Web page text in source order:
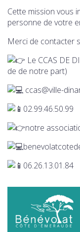
Cette mission vous
personne de votre
Merci de contacter
Le CCAS DE
de de notre part)
ccas@ville-
02.99.46.50.99
notre
06.26.13.01.84